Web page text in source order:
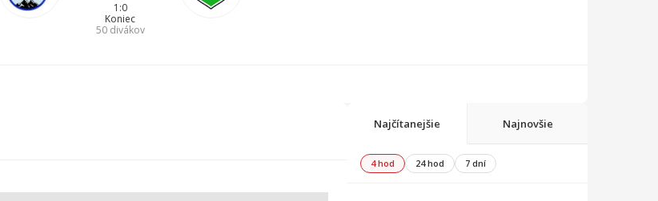
1:0
Koniec
50divákov
Najčítanejšie Najnovšie
4 hod 24 hod 7 dní